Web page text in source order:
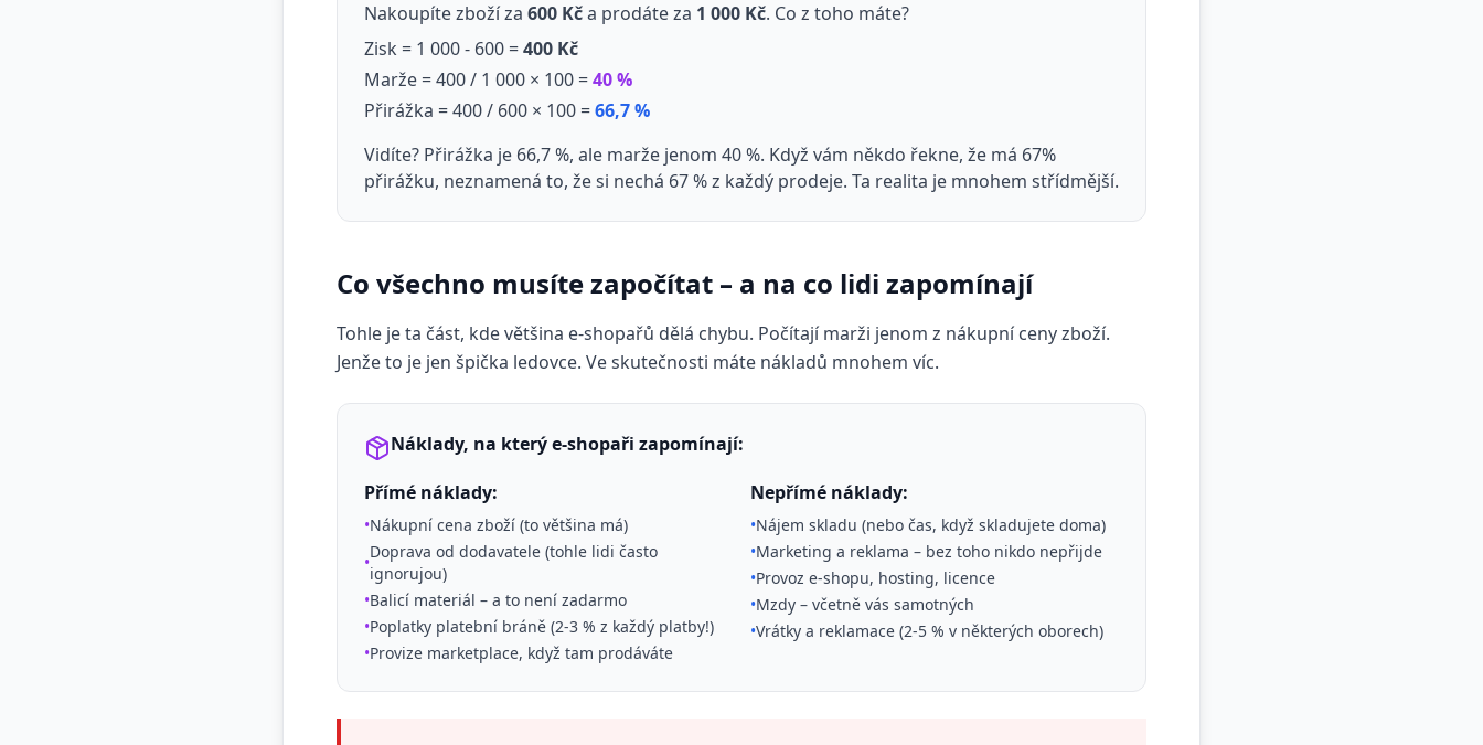
Nakoupíte zboží za 600 Kča prodáte za 1 000 Kč. Co z toho máte?
Zisk = 1 000 - 600 =400 Kč
Marže = 400 / 1 000 × 100 =40 %
Přirážka = 400 / 600 × 100 =66,7 %
Vidíte? Přirážka je 66,7 %, ale marže jenom 40 %. Když vám někdo řekne, že má 67%
přirážku, neznamená to, že si nechá 67 % z každý prodeje. Ta realita je mnohem střídmější.
Co všechno musíte započítat – a na co lidi zapomínají
Tohle je ta část, kde většina e-shopařů dělá chybu. Počítají marži jenom z nákupní ceny zboží.
Jenže to je jen špička ledovce. Ve skutečnosti máte nákladů mnohem víc.
Náklady, na který e-shopaři zapomínají:
Přímé náklady:
•Nákupní cena zboží (to většina má)
•
Doprava od dodavatele (tohle lidi často
ignorujou)
•Balicí materiál – a to není zadarmo
•Poplatky platební bráně (2-3 % z každý platby!)
•Provize marketplace, když tam prodáváte
Nepřímé náklady:
•Nájem skladu (nebo čas, když skladujete doma)
•Marketing a reklama – bez toho nikdo nepřijde
•Provoz e-shopu, hosting, licence
•Mzdy – včetně vás samotných
•Vrátky a reklamace (2-5 % v některých oborech)